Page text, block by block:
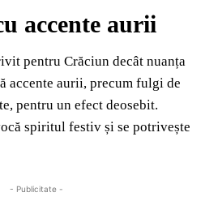
accente aurii
pentru Crăciun decât nuanța
accente aurii, precum fulgi de
pentru un efect deosebit.
spiritul festiv și se potrivește
- Publicitate -